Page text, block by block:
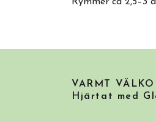
VARMT
Hjärtat med